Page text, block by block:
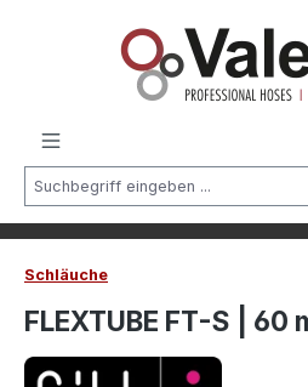
Schläuche
FLEXTUBE FT-S | 60